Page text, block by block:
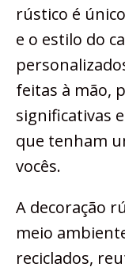
rústico é
e o estilo do
feitas à mão,
significativas
que tenham
vocês.
A decoração
meio
reciclados,